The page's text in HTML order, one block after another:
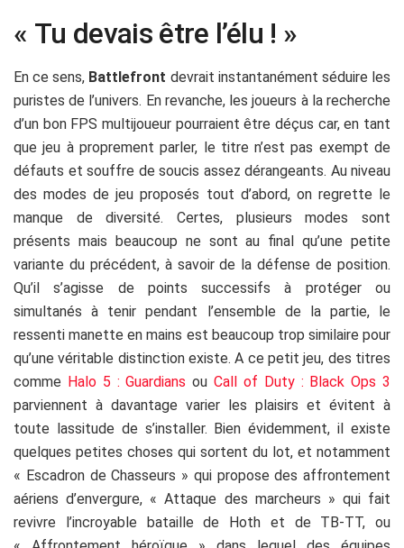
« Tu devais être l’élu ! »
En ce sens, Battlefront devrait instantanément séduire les
puristes de l’univers. En revanche, les joueurs à la recherche
d’un bon FPS multijoueur pourraient être déçus car, en tant
que jeu à proprement parler, le titre n’est pas exempt de
défauts et souffre de soucis assez dérangeants. Au niveau
des modes de jeu proposés tout d’abord, on regrette le
manque de diversité. Certes, plusieurs modes sont
présents mais beaucoup ne sont au final qu’une petite
variante du précédent, à savoir de la défense de position.
Qu’il s’agisse de points successifs à protéger ou
simultanés à tenir pendant l’ensemble de la partie, le
ressenti manette en mains est beaucoup trop similaire pour
qu’une véritable distinction existe. A ce petit jeu, des titres
comme Halo 5 : Guardians ouCall of Duty : Black Ops 3
parviennent à davantage varier les plaisirs et évitent à
toute lassitude de s’installer. Bien évidemment, il existe
quelques petites choses qui sortent du lot, et notamment
« Escadron de Chasseurs » qui propose des affrontement
aériens d’envergure, « Attaque des marcheurs » qui fait
revivre l’incroyable bataille de Hoth et de TB-TT, ou